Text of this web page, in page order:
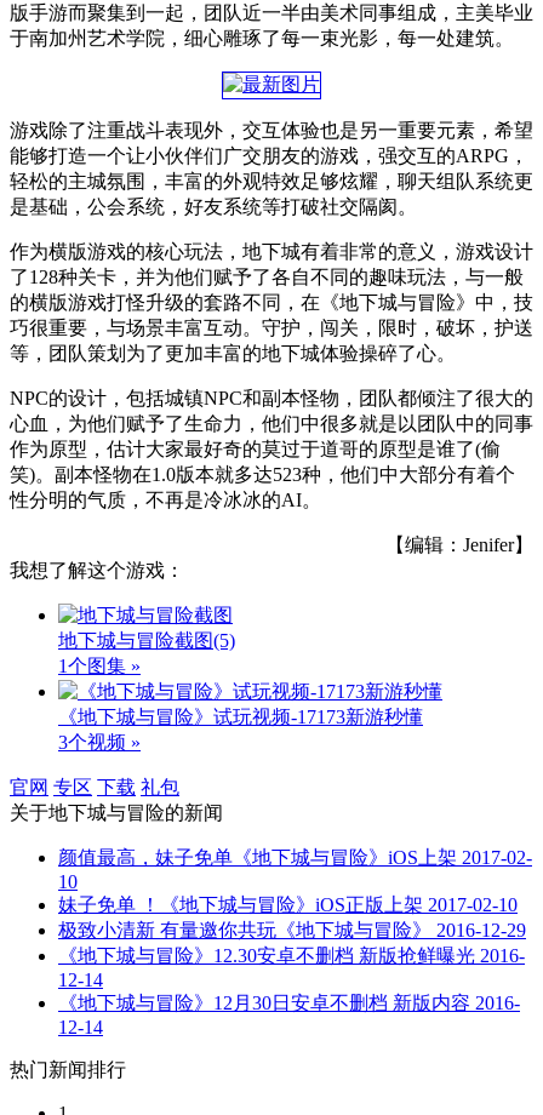
版手游而聚集到一起，团队近一半由美术同事组成，主美毕业
于南加州艺术学院，细心雕琢了每一束光影，每一处建筑。
游戏除了注重战斗表现外，交互体验也是另一重要元素，希望
能够打造一个让小伙伴们广交朋友的游戏，强交互的ARPG，
轻松的主城氛围，丰富的外观特效足够炫耀，聊天组队系统更
是基础，公会系统，好友系统等打破社交隔阂。
作为横版游戏的核心玩法，地下城有着非常的意义，游戏设计
了128种关卡，并为他们赋予了各自不同的趣味玩法，与一般
的横版游戏打怪升级的套路不同，在《地下城与冒险》中，技
巧很重要，与场景丰富互动。守护，闯关，限时，破坏，护送
等，团队策划为了更加丰富的地下城体验操碎了心。
NPC的设计，包括城镇NPC和副本怪物，团队都倾注了很大的
心血，为他们赋予了生命力，他们中很多就是以团队中的同事
作为原型，估计大家最好奇的莫过于道哥的原型是谁了(偷
笑)。副本怪物在1.0版本就多达523种，他们中大部分有着个
性分明的气质，不再是冷冰冰的AI。
【编辑：Jenifer】
我想了解这个游戏：
地下城与冒险截图(5)
1个图集 »
《地下城与冒险》试玩视频-17173新游秒懂
3个视频 »
官网 专区 下载 礼包
关于地下城与冒险的新闻
颜值最高，妹子免单《地下城与冒险》iOS上架 2017-02-
10
妹子免单 ！《地下城与冒险》iOS正版上架 2017-02-10
极致小清新 有量邀你共玩《地下城与冒险》
2016-12-29
《地下城与冒险》12.30安卓不删档 新版抢鲜曝光 2016-
12-14
《地下城与冒险》12月30日安卓不删档 新版内容 2016-
12-14
热门新闻排行